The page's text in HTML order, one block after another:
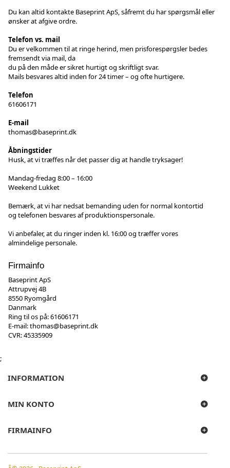
Du kan altid kontakte Baseprint ApS, såfremt du har spørgsmål eller
ønsker at afgive ordre.
Telefon vs. mail
Du er velkommen til at ringe herind, men prisforespørgsler bedes
fremsendt via mail, da
du på den måde er sikret hurtigt og skriftligt svar.
Mails besvares altid inden for 24 timer – og ofte hurtigere.
Telefon
61606171
E-mail
thomas@baseprint.dk
Åbningstider
Husk, at vi træffes når det passer dig at handle tryksager!
Mandag-fredag 8:00 – 16:00
Weekend Lukket
Bemærk, at vi har nedsat bemanding uden for normal kontortid
og telefonen besvares af produktionspersonale.
Vi anbefaler, at du ringer inden kl. 16:00 og træffer vores
almindelige personale.
Firmainfo
Baseprint ApS
Attrupvej 4B
8550 Ryomgård
Danmark
Ring til os på:61606171
E-mail:thomas@baseprint.dk
CVR: 45335909
;
INFORMATION
MIN KONTO
FIRMAINFO